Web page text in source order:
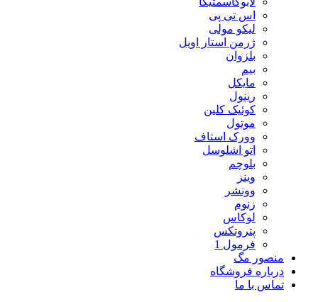
اس تی پی
لیکو مولی
ژرمن استار اویل
بلزوان
بیم
مایکل
رینول
کوئیک کلین
موتول
وورک استاف
اتو اشلوسل
بلوچم
وینز
وونشر
زنوم
لوکاس
پتروتکس
فرمول 1
منصور مگ
درباره فروشگاه
تماس با ما